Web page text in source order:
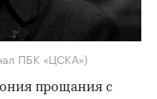
ПБК «ЦСКА»)
прощания с